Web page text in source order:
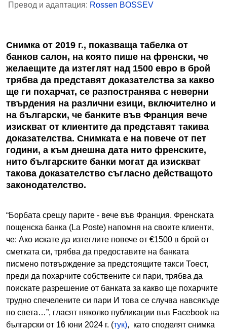
Превод и адаптация: Rossen BOSSEV
Снимка от 2019 г., показваща табелка от
банков салон, на която пише на френски, че
желаещите да изтеглят над 1500 евро в брой
трябва да представят доказателства за какво
ще ги похарчат, се разпостранява с неверни
твърдения на различни езици, включително и
на български, че банките във Франция вече
изискват от клиентите да представят такива
доказателства. Снимката е на повече от пет
години, а към днешна дата нито френските,
нито българските банки могат да изискват
такова доказателство съгласно действащото
законодателство.
“Борбата срещу парите - вече във Франция. Френската
пощенска банка (La Poste) напомня на своите клиенти,
че: Aко искате да изтеглите повече от €1500 в брой от
сметката си, трябва да предоставите на банката
писмено потвърждение за предстоящите такси Тоест,
преди да похарчите собствените си пари, трябва да
поискате разрешение от банката за какво ще похарчите
трудно спечелените си пари И това се случва навсякъде
по света…”, гласят няколко публикации във Facebook на
български от 16 юни 2024 г. (тук), като споделят снимка